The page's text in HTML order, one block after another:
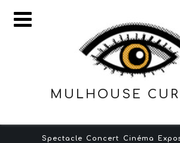
MULHOUSE
Spectacle Concert Cinéma